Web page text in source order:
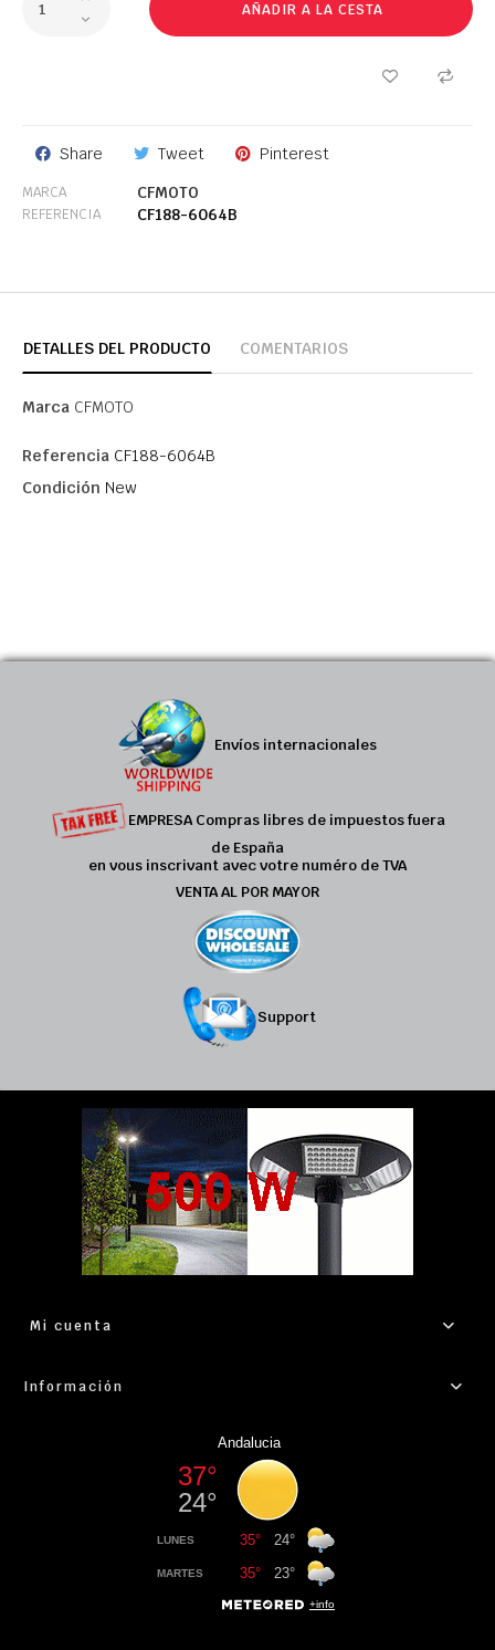
AÑADIR A LA CESTA
Share Tweet Pinterest
MARCA CFMOTO
REFERENCIA CF188-6064B
DETALLES DEL PRODUCTO COMENTARIOS
Marca CFMOTO
Referencia CF188-6064B
Condición New
Envíos internacionales
EMPRESA Compras libres de impuestos fuera
de España
en vous inscrivant avec votre numéro de TVA
VENTA AL POR MAYOR
Support
Mi cuenta
Información